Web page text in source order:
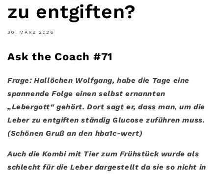
zu entgiften?
30. MÄRZ 2026
Ask the Coach #71
Frage: Hallöchen Wolfgang,habe die Tage eine
spannende Folge einen selbst ernannten
„Lebergott“ gehört. Dort sagt er, dass man, um die
Leber zu entgiften ständig Glucose zuführen muss.
(Schönen Gruß an den hba1c-wert)
Auch die Kombi mit Tier zum Frühstück wurde als
schlecht für die Leber dargestellt da sie so nicht in